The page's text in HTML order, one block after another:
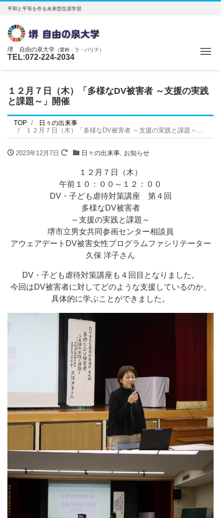
平和と平等を作る未来型生涯学習
堺 自由の泉大学 （愛称：ラ・パリテ）
TEL:072-224-2034
１２月７日（木）「多様なDV被害者 ～支援の実践
と課題～」開催
TOP
日々の出来事
１２月７日（木）「多様なDV被害者 ～支援の実践と課題～」開催
2023年12月7日 日々の出来事, お知らせ
１２月７日（木）
午前１０：００～１２：００
DV・子ども虐待対策講座 第４回
多様なDV被害者
～支援の実践と課題～
堺市立男女共同参画センター相談員
アウェアデートDV被害女性プログラムファシリテーター
久保 洋子さん
DV・子ども虐待対策講座も４回目となりました。
今回はDV被害者に対してどのような支援しているのか、
具体的に学ぶことができました。